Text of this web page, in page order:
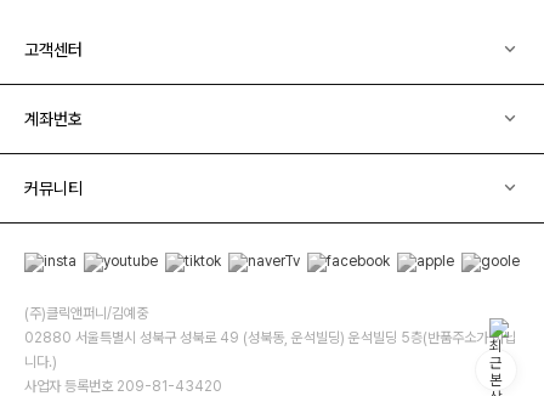
고객센터
계좌번호
커뮤니티
(주)클릭앤퍼니/김예중
02880 서울특별시 성북구 성북로 49 (성북동, 운석빌딩) 운석빌딩 5층(반품주소가 아닙
니다.)
사업자 등록번호 209-81-43420